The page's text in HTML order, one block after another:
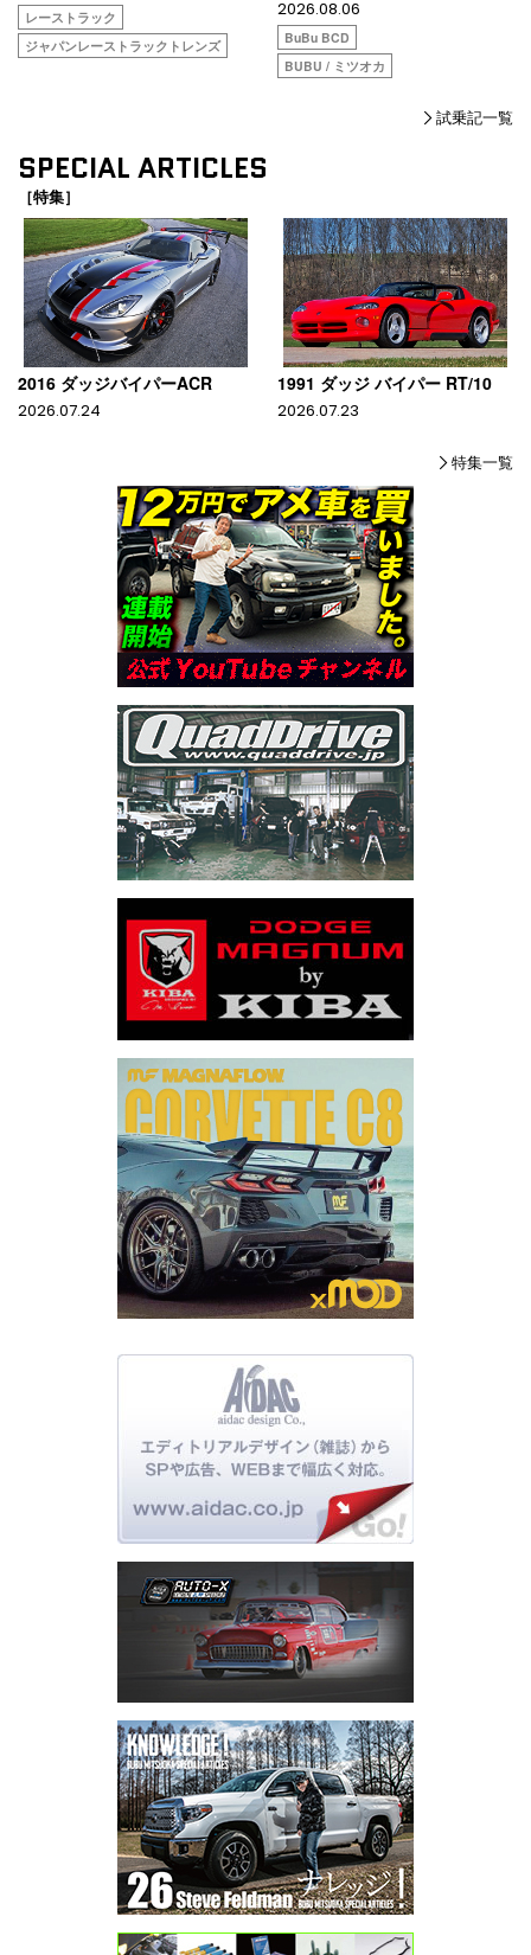
レーストラック
ジャパンレーストラックトレンズ
2026.08.06
BuBu BCD
BUBU / ミツオカ
試乗記一覧
SPECIAL ARTICLES
［特集］
2016 ダッジバイパーACR
2026.07.24
1991 ダッジ バイパー RT/10
2026.07.23
特集一覧